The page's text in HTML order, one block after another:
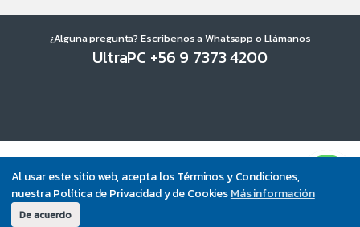
Al usar este sitio web, acepta los Términos y Condiciones,
nuestra Política de Privacidad y de CookiesMás información
De acuerdo
¿Alguna pregunta? Escríbenos a Whatsapp o Llámanos
UltraPC +56 9 7373 4200